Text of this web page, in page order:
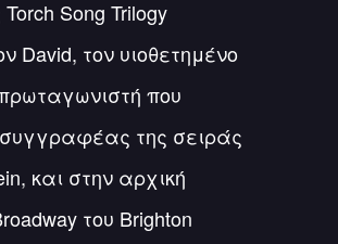
Song Trilogy
David, τον υιοθετημένο
που
της σειράς
και στην αρχική
του Brighton